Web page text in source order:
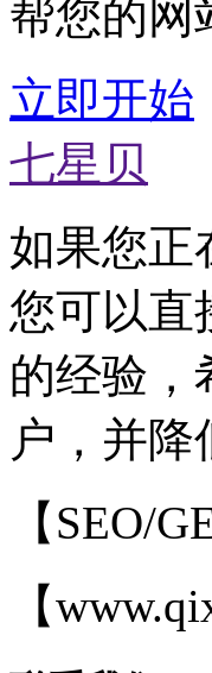
帮您的网
立即开始
七星贝
如果您正
您可以直
的经验，
户，并降
【SEO/
【